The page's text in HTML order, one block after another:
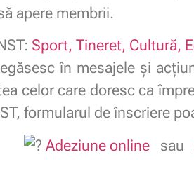
apere membrii.
Sport, Tineret, Cultură,
în mesajele şi
celor care doresc ca
formularul de înscriere
Adeziune online sau